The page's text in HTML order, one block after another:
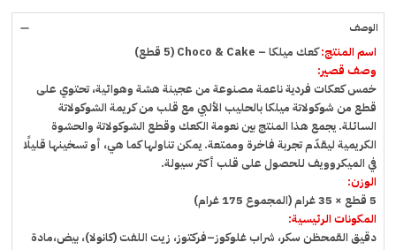
الوصف remove
اسم المنتج:كعك ميلكا – Choco & Cake (5 قطع)
وصف قصير:
خمس كعكات فردية ناعمة مصنوعة من عجينة هشة وهوائية، تحتوي على
قطع من شوكولاتة ميلكا بالحليب الألبي مع قلب من كريمة الشوكولاتة
السائلة. يجمع هذا المنتج بين نعومة الكعك وقطع الشوكولاتة والحشوة
الكريمية ليقدّم تجربة فاخرة وممتعة. يمكن تناولها كما هي، أو تسخينها قليلًا
في الميكروويف للحصول على قلب أكثر سيولة.
الوزن:
5 قطع × 35 غرام (المجموع 175 غرام)
المكونات الرئيسية:
دقيق القمحظن سكر، شراب غلوكوز–فركتوز، زيت اللفت (كانولا)، بيض،مادة